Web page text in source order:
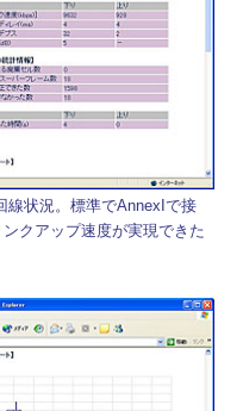
線状況。標準でAnnexIで接
クアップ速度が実現できた